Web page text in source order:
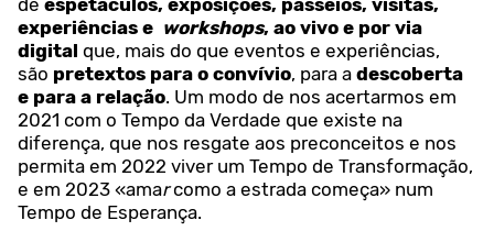
experiências e workshops, ao vivo e por via
digital que, mais do que eventos e experiências,
são pretextos para o convívio, para a descoberta
e para a relação. Um modo de nos acertarmos em
2021 com o Tempo da Verdade que existe na
diferença, que nos resgate aos preconceitos e nos
permita em 2022 viver um Tempo de Transformação,
e em 2023 «amarcomo a estrada começa» num
Tempo de Esperança.